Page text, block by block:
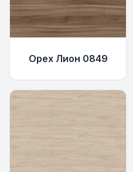
Орех Лион 0849